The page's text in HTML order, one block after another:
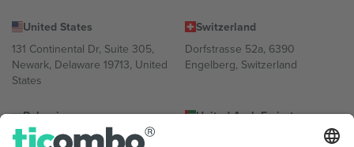
United States
131 Continental Dr, Suite 305,
Newark, Delaware 19713, United
States
Switzerland
Dorfstrasse 52a, 6390
Engelberg, Switzerland
Bulgaria
Regus Sofia City West, bul
United Arab Emirates
UAE Dubai Silicon Oasis, DDP